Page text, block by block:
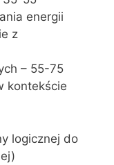
energii
z
– 55-75
kontekście
logicznej do